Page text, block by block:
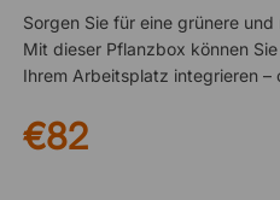
Sorgen Sie für eine grünere
Mit dieser Pflanzbox können
Ihrem Arbeitsplatz integrieren –
Bildschirmkante und schaffen
angenehme Umgebung, in der
€82